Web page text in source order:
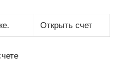
Открыть счет